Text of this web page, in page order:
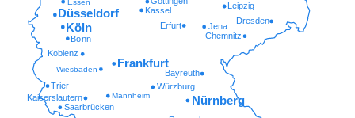
Saarbrücken
Kaiserslautern Mannheim
Würzburg
Trier
Wiesbaden Bayreuth
Koblenz
Chemnitz
Bonn
Erfurt Jena
Dresden
Kassel
Essen
Nürnberg
Frankfurt
Köln
Düsseldorf
Leipzig